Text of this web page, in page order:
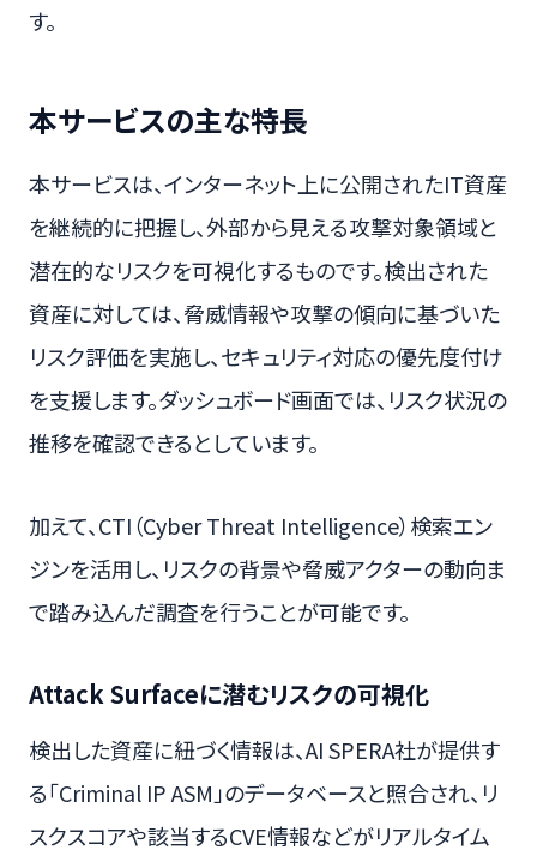
す。
本サービスの主な特長
本サービスは、インターネット上に公開されたIT資産
を継続的に把握し、外部から見える攻撃対象領域と
潜在的なリスクを可視化するものです。検出された
資産に対しては、脅威情報や攻撃の傾向に基づいた
リスク評価を実施し、セキュリティ対応の優先度付け
を支援します。ダッシュボード画面では、リスク状況の
推移を確認できるとしています。
加えて、CTI（Cyber Threat Intelligence）検索エン
ジンを活用し、リスクの背景や脅威アクターの動向ま
で踏み込んだ調査を行うことが可能です。
Attack Surfaceに潜むリスクの可視化
検出した資産に紐づく情報は、AI SPERA社が提供す
る「Criminal IP ASM」のデータベースと照合され、リ
スクスコアや該当するCVE情報などがリアルタイム